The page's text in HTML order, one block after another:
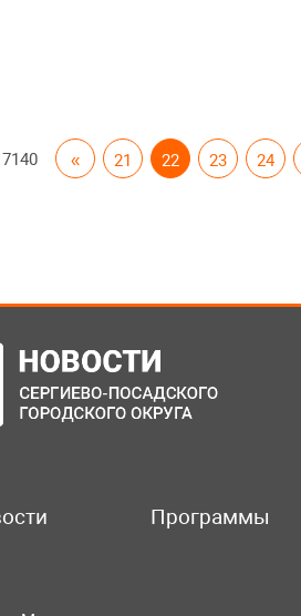
7140 « 21 22 23 24
Программы